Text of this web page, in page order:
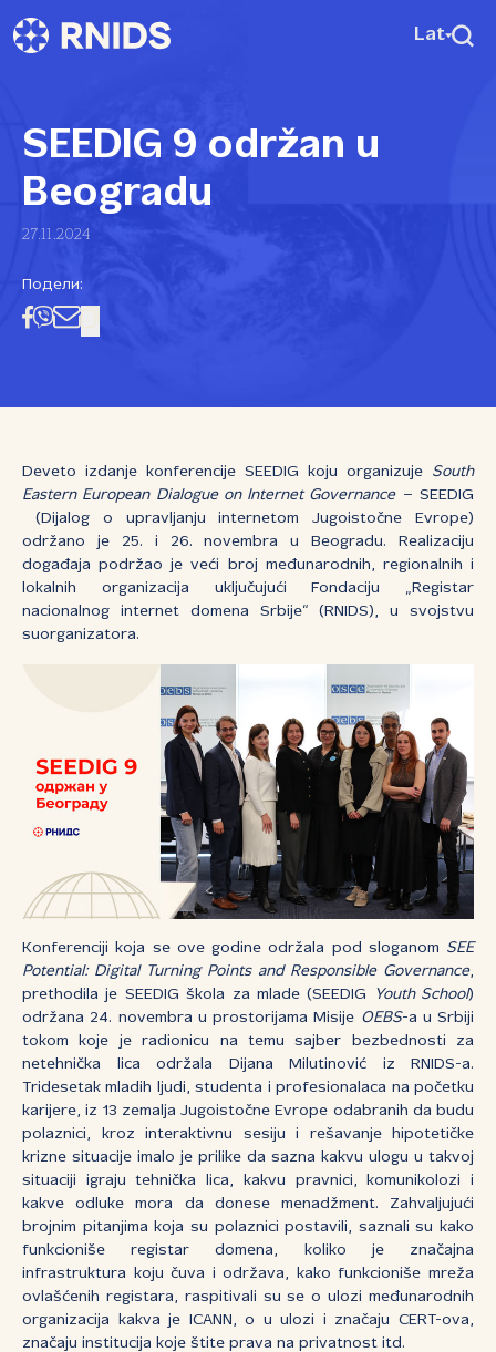
Lat
SEEDIG 9 održan u
Beogradu
27.11.2024
Подели:
Deveto izdanje konferencije SEEDIG koju organizuje South
Eastern European Dialogue on Internet Governance– SEEDIG
(Dijalog o upravljanju internetom Jugoistočne Evrope)
održano je 25. i 26. novembra u Beogradu. Realizaciju
događaja podržao je veći broj međunarodnih, regionalnih i
lokalnih organizacija uključujući Fondaciju „Registar
nacionalnog internet domena Srbije“ (RNIDS), u svojstvu
suorganizatora.
Konferenciji koja se ove godine održala pod sloganom SEE
Potential: Digital Turning Points and Responsible Governance,
prethodila je SEEDIG škola za mlade (SEEDIG
Youth School)
održana 24. novembra u prostorijama Misije OEBS-a u Srbiji
tokom koje je radionicu na temu sajber bezbednosti za
netehnička lica održala Dijana Milutinović iz RNIDS-a.
Tridesetak mladih ljudi, studenta i profesionalaca na početku
karijere, iz 13 zemalja Jugoistočne Evrope odabranih da budu
polaznici, kroz interaktivnu sesiju i rešavanje hipotetičke
krizne situacije imalo je prilike da sazna kakvu ulogu u takvoj
situaciji igraju tehnička lica, kakvu pravnici, komunikolozi i
kakve odluke mora da donese menadžment. Zahvaljujući
brojnim pitanjima koja su polaznici postavili, saznali su kako
funkcioniše registar domena, koliko je značajna
infrastruktura koju čuva i održava, kako funkcioniše mreža
ovlašćenih registara, raspitivali su se o ulozi međunarodnih
organizacija kakva je ICANN, o u ulozi i značaju CERT-ova,
značaju institucija koje štite prava na privatnost itd.